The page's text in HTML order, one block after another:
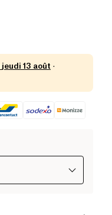
jeudi 13 août ·